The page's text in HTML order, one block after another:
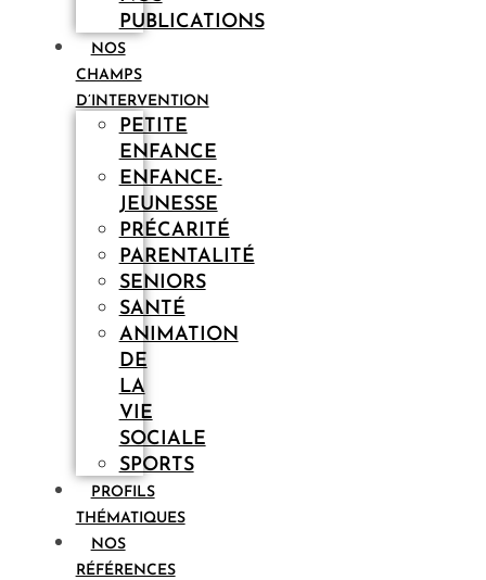
PUBLICATIONS
NOS
CHAMPS
D’INTERVENTION
PETITE
ENFANCE
ENFANCE-
JEUNESSE
PRÉCARITÉ
PARENTALITÉ
SENIORS
SANTÉ
ANIMATION
DE
LA
VIE
SOCIALE
SPORTS
PROFILS
THÉMATIQUES
NOS
RÉFÉRENCES